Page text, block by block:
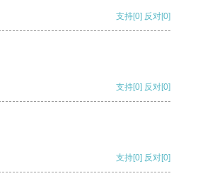
支持[0] 反对[0]
支持[0] 反对[0]
支持[0] 反对[0]